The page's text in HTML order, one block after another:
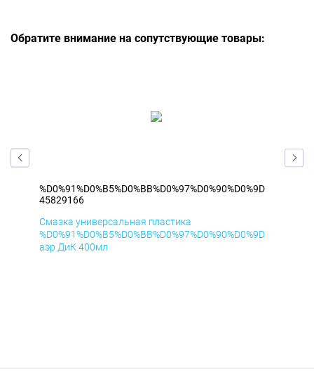
Обратите внимание на сопутствующие товары:
%D0%91%D0%B5%D0%BB%D0%97%D0%90%D0%9D
45829166
Смазка универсальная пластика
%D0%91%D0%B5%D0%BB%D0%97%D0%90%D0%9D
аэр ДиК 400мл